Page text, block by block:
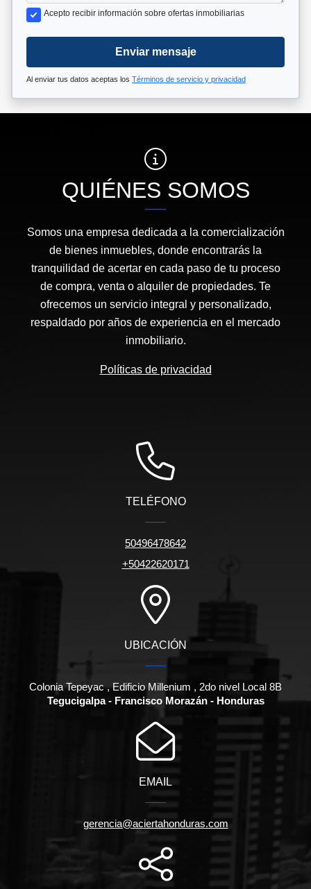
Acepto recibir información sobre ofertas inmobiliarias
Enviar mensaje
Al enviar tus datos aceptas los Términos de servicio y privacidad
QUIÉNES SOMOS
Somos una empresa dedicada a la comercialización
de bienes inmuebles, donde encontrarás la
tranquilidad de acertar en cada paso de tu proceso
de compra, venta o alquiler de propiedades. Te
ofrecemos un servicio integral y personalizado,
respaldado por años de experiencia en el mercado
inmobiliario.
Políticas de privacidad
TELÉFONO
50496478642
+50422620171
UBICACIÓN
Colonia Tepeyac , Edificio Millenium , 2do nivel Local 8B
Tegucigalpa - Francisco Morazán - Honduras
EMAIL
gerencia@aciertahonduras.com